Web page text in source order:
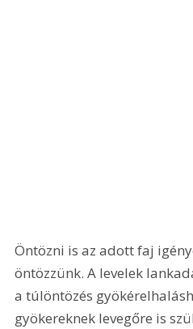
Öntözni is az adott faj
öntözzünk. A levelek
a túlöntözés
gyökereknek levegőre is